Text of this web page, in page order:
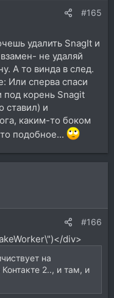
#165
удалить SnagIt и
не удаляй
А то винда в след.
Или сперва спаси
под корень Snagit
ставил) и
каким-то боком
подобное...
#166
div>
на
2.., и там, и